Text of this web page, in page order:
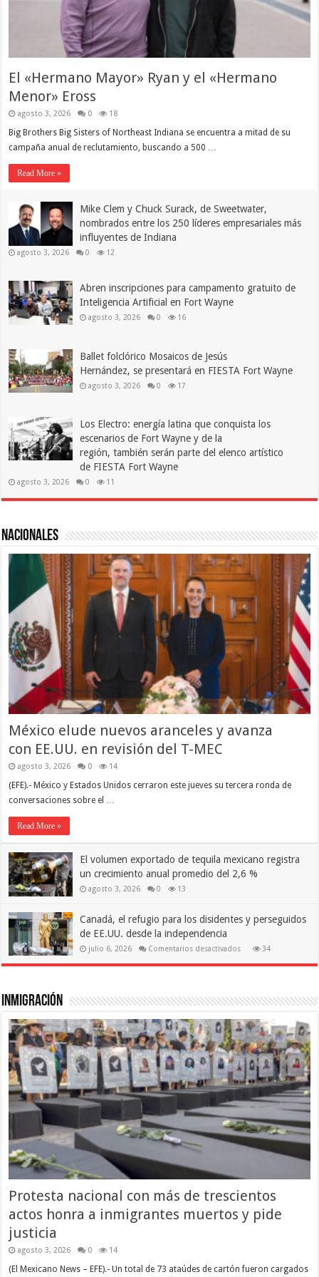
El «Hermano Mayor» Ryan y el «Hermano
Menor» Eross
agosto 3, 2026 0 18
Big Brothers Big Sisters of Northeast Indiana se encuentra a mitad de su
campaña anual de reclutamiento, buscando a 500 …
Read More »
Mike Clem y Chuck Surack, de Sweetwater,
nombrados entre los 250 líderes empresariales más
influyentes de Indiana
agosto 3, 2026 0 12
Abren inscripciones para campamento gratuito de
Inteligencia Artificial en Fort Wayne
agosto 3, 2026 0 16
Ballet folclórico Mosaicos de Jesús
Hernández, se presentará en FIESTA Fort Wayne
agosto 3, 2026 0 17
Los Electro: energía latina que conquista los
escenarios de Fort Wayne y de la
región, también serán parte del elenco artístico
de FIESTA Fort Wayne
agosto 3, 2026 0 11
Nacionales
México elude nuevos aranceles y avanza
con EE.UU. en revisión del T-MEC
agosto 3, 2026 0 14
(EFE).- México y Estados Unidos cerraron este jueves su tercera ronda de
conversaciones sobre el …
Read More »
El volumen exportado de tequila mexicano registra
un crecimiento anual promedio del 2,6 %
agosto 3, 2026 0 13
Canadá, el refugio para los disidentes y perseguidos
de EE.UU. desde la independencia
julio 6, 2026 Comentarios desactivadosen
el
disidentes
y
de EE.UU. desde
la
independencia
34
Inmigración
Protesta nacional con más de trescientos
actos honra a inmigrantes muertos y pide
justicia
agosto 3, 2026 0 14
(El Mexicano News – EFE).- Un total de 73 ataúdes de cartón fueron cargados